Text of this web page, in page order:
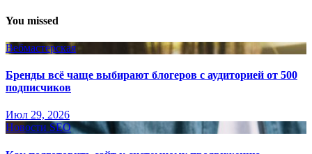
You missed
Вебмастерская
Бренды всё чаще выбирают блогеров с аудиторией от 500
подписчиков
Июл 29, 2026
Новости SEO